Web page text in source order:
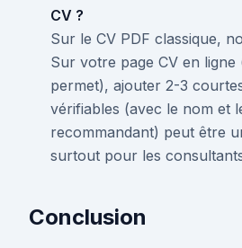
CV ?
Sur le CV PDF classique,
Sur votre page CV en ligne
permet), ajouter 2-3
vérifiables (avec le nom et
recommandant) peut être
surtout pour les
Conclusion